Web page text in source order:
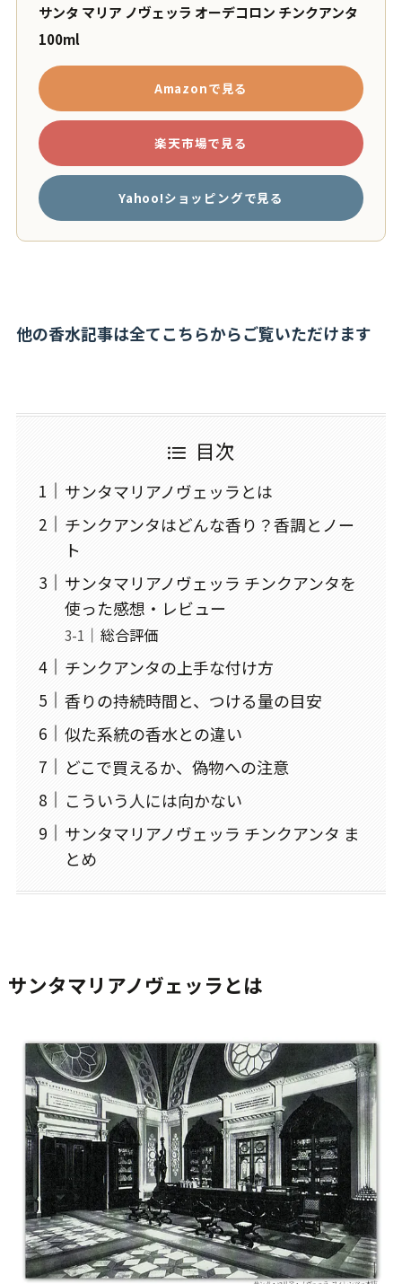
サンタ マリア ノヴェッラ オーデコロン チンクアンタ
100ml
Amazonで見る
楽天市場で見る
Yahoo!ショッピングで見る
他の香水記事は全てこちらからご覧いただけます
目次
サンタマリアノヴェッラとは
チンクアンタはどんな香り？香調とノー
ト
サンタマリアノヴェッラ チンクアンタを
使った感想・レビュー
総合評価
チンクアンタの上手な付け方
香りの持続時間と、つける量の目安
似た系統の香水との違い
どこで買えるか、偽物への注意
こういう人には向かない
サンタマリアノヴェッラ チンクアンタ ま
とめ
サンタマリアノヴェッラとは